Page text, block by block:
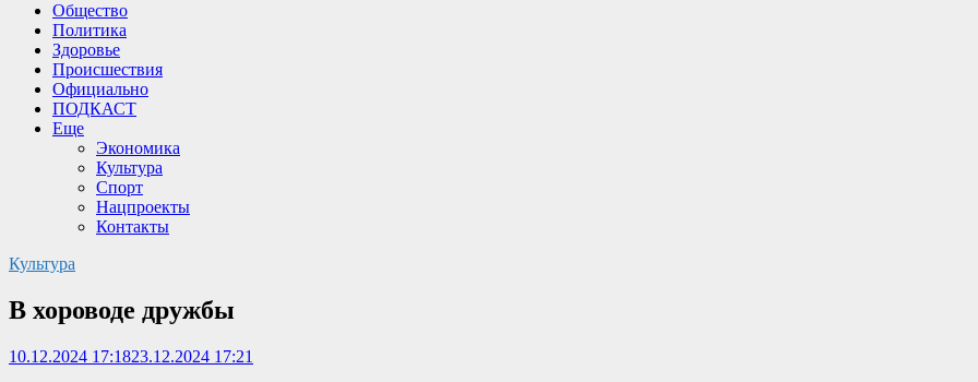
Общество
Политика
Здоровье
Происшествия
Официально
ПОДКАСТ
Еще
Экономика
Культура
Спорт
Нацпроекты
Контакты
Культура
В хороводе дружбы
10.12.2024 17:1823.12.2024 17:21